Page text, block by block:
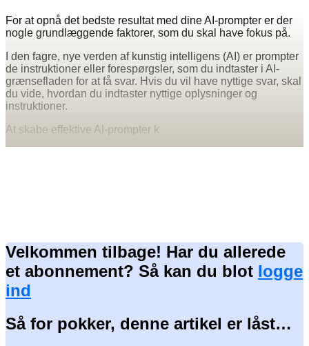
For at opnå det bedste resultat med dine AI-prompter er der
nogle grundlæggende faktorer, som du skal have fokus på.
I den fagre, nye verden af kunstig intelligens (AI) er prompter
de instruktioner eller forespørgsler, som du indtaster i AI-
grænsefladen for at få svar. Hvis du vil have nyttige svar, skal
du vide, hvordan du indtaster nyttige oplysninger og
instruktioner.
At skabe effektive AI-prompter k
Velkommen tilbage! Har du allerede
et abonnement? Så kan du blot logge
ind
Så for pokker, denne artikel er låst…